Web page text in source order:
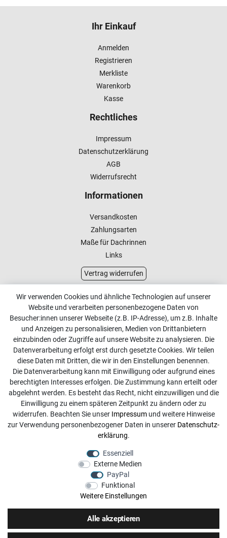
Ihr Einkauf
Anmelden
Registrieren
Merkliste
Warenkorb
Kasse
Rechtliches
Impressum
Datenschutzerklärung
AGB
Widerrufsrecht
Informationen
Versandkosten
Zahlungsarten
Maße für Dachrinnen
Links
Vertrag widerrufen
Kundenservice
Kontakt
Online Retourenservice
Kontakt
info@dachdecker-shop.de
+49 3501 507295
Montag - Freitag, 08:00 - 16:00
Anrufe aus dem dt. Festnetz zum Ortstarif, Preise aus dem
Mobilfunknetz ggf. abweichend (abhängig vom Provider).
Wir verwenden Cookies und ähnliche Technologien auf unserer
Website und verarbeiten personenbezogene Daten von
Besucher:innen unserer Webseite (z.B. IP-Adresse), um z.B. Inhalte
und Anzeigen zu personalisieren, Medien von Drittanbietern
einzubinden oder Zugriffe auf unsere Website zu analysieren. Die
Datenverarbeitung erfolgt erst durch gesetzte Cookies. Wir teilen
diese Daten mit Dritten, die wir in den Einstellungen benennen.
Die Datenverarbeitung kann mit Einwilligung oder aufgrund eines
berechtigten Interesses erfolgen. Die Zustimmung kann erteilt oder
abgelehnt werden. Es besteht das Recht, nicht einzuwilligen und die
Einwilligung zu einem späteren Zeitpunkt zu ändern oder zu
widerrufen. Beachten Sie unser Impressumund weitere Hinweise
zur Verwendung personenbezogener Daten in unserer Daten­schutz­
erklärung.
Essenziell
Externe Medien
PayPal
Funktional
Weitere Einstellungen
Alle akzeptieren